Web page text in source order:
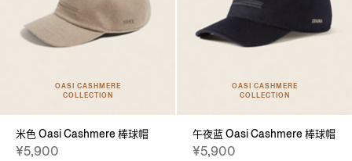
OASI CASHMERE
COLLECTION
米色 Oasi Cashmere 棒球帽
¥5,900
OASI CASHMERE
COLLECTION
午夜蓝 Oasi Cashmere 棒球帽
¥5,900